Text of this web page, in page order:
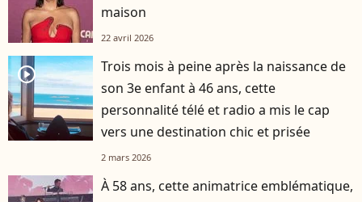
maison
22 avril 2026
player2
Trois mois à peine après la naissance de
son 3e enfant à 46 ans, cette
personnalité télé et radio a mis le cap
vers une destination chic et prisée
2 mars 2026
À 58 ans, cette animatrice emblématique,